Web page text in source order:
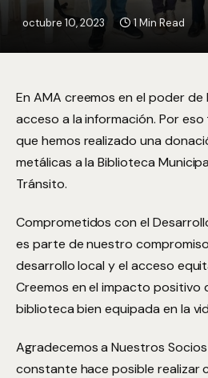
octubre 10, 2023 1 Min Read
En AMA creemos en el poder de
acceso a la información. Por
que hemos realizado una
metálicas a la Biblioteca
Tránsito.
Comprometidos con el
es parte de nuestro
desarrollo local y el acceso
Creemos en el impacto positivo
biblioteca bien equipada en la
Agradecemos a Nuestros
constante hace posible realizar